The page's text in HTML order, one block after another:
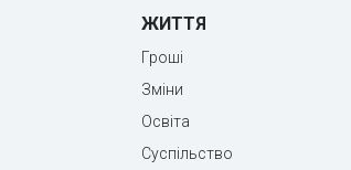
ЖИТТЯ
Гроші
Зміни
Освіта
Суспільство